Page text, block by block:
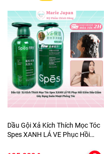
Dầu Gội Xả Kích Thích Mọc Tóc
Spes XANH LÁ VE Phục Hồi